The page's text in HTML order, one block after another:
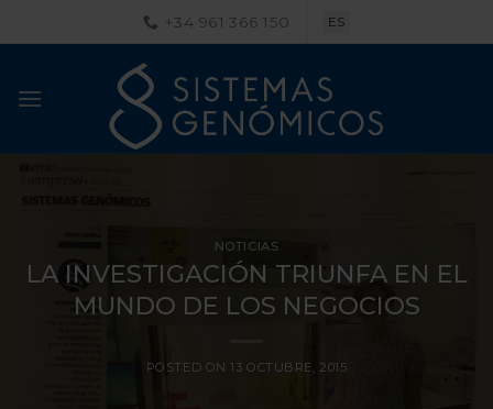
al
+34 961 366 150 ES
NOTICIAS
LA INVESTIGACIÓN TRIUNFA EN EL
MUNDO DE LOS NEGOCIOS
POSTED ON13 OCTUBRE, 2015